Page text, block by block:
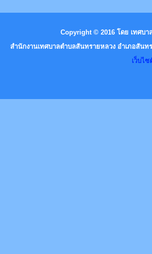
Copyright © 2016 โดย เทศบ
สำนักงานเทศบาลตำบลสันทรายหลวง อำเภอสันท
เว็บไ